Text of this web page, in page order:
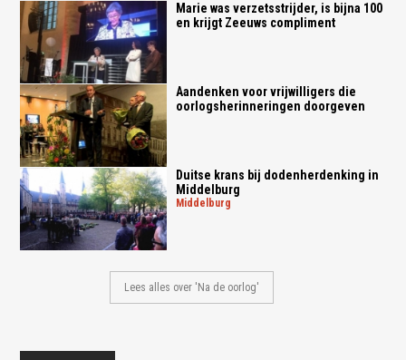
Marie was verzetsstrijder, is bijna 100
en krijgt Zeeuws compliment
Aandenken voor vrijwilligers die
oorlogsherinneringen doorgeven
Duitse krans bij dodenherdenking in
Middelburg
middelburg
Lees alles over 'Na de oorlog'